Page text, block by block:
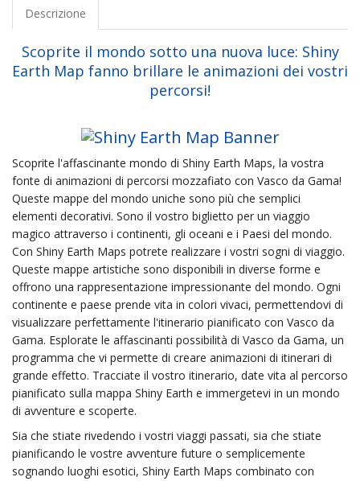
Descrizione
Scoprite il mondo sotto una nuova luce: Shiny
Earth Map fanno brillare le animazioni dei vostri
percorsi!
Scoprite l'affascinante mondo di Shiny Earth Maps, la vostra
fonte di animazioni di percorsi mozzafiato con Vasco da Gama!
Queste mappe del mondo uniche sono più che semplici
elementi decorativi. Sono il vostro biglietto per un viaggio
magico attraverso i continenti, gli oceani e i Paesi del mondo.
Con Shiny Earth Maps potrete realizzare i vostri sogni di viaggio.
Queste mappe artistiche sono disponibili in diverse forme e
offrono una rappresentazione impressionante del mondo. Ogni
continente e paese prende vita in colori vivaci, permettendovi di
visualizzare perfettamente l'itinerario pianificato con Vasco da
Gama. Esplorate le affascinanti possibilità di Vasco da Gama, un
programma che vi permette di creare animazioni di itinerari di
grande effetto. Tracciate il vostro itinerario, date vita al percorso
pianificato sulla mappa Shiny Earth e immergetevi in un mondo
di avventure e scoperte.
Sia che stiate rivedendo i vostri viaggi passati, sia che stiate
pianificando le vostre avventure future o semplicemente
sognando luoghi esotici, Shiny Earth Maps combinato con